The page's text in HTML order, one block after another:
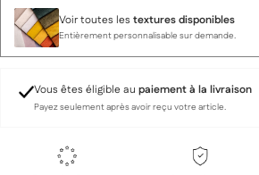
Voir toutes les textures disponibles
Entièrement personnalisable sur demande.
Vous êtes éligible au paiement à la livraison
Payez seulement après avoir reçu votre article.